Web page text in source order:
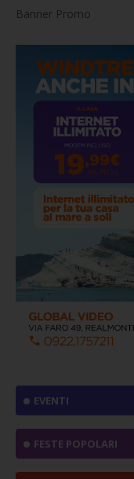
Banner Promo
EVENTI
FESTE POPOLARI